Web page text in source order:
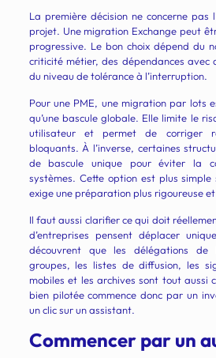
La première décision ne concerne pas
projet. Une migration Exchange peut
progressive. Le bon choix dépend du
criticité métier, des dépendances avec
du niveau de tolérance à l’interruption.
Pour une PME, une migration par lots
qu’une bascule globale. Elle limite le
utilisateur et permet de corriger
bloquants. À l’inverse, certaines
de bascule unique pour éviter la
systèmes. Cette option est plus
exige une préparation plus rigoureuse
Il faut aussi clarifier ce qui doit
d’entreprises pensent déplacer
découvrent que les délégations de
groupes, les listes de diffusion, les
mobiles et les archives sont tout aussi
bien pilotée commence donc par un
un clic sur un assistant.
Commencer par un